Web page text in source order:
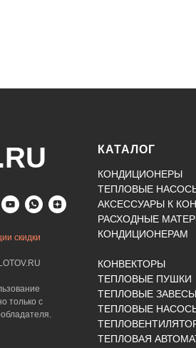
скидки
только с
КАТАЛОГ
КОНДИЦИОНЕРЫ
ТЕПЛОВЫЕ
АКСЕССУАРЫ К
РАСХОДНЫЕ
КОНДИЦИОНЕРАМ
КОНВЕКТОРЫ
ТЕПЛОВЫЕ ПУШКИ
ТЕПЛОВЫЕ ЗАВЕСЫ
ТЕПЛОВЫЕ
ТЕПЛОВАЯ